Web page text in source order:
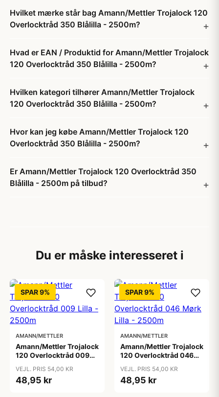
Hvilket mærke står bag Amann/Mettler Trojalock 120
Overlocktråd 350 Blålilla - 2500m?
Hvad er EAN / Produktid for Amann/Mettler Trojalock
120 Overlocktråd 350 Blålilla - 2500m?
Hvilken kategori tilhører Amann/Mettler Trojalock
120 Overlocktråd 350 Blålilla - 2500m?
Hvor kan jeg købe Amann/Mettler Trojalock 120
Overlocktråd 350 Blålilla - 2500m?
Er Amann/Mettler Trojalock 120 Overlocktråd 350
Blålilla - 2500m på tilbud?
Du er måske interesseret i
SPAR 9%
AMANN/METTLER
Amann/Mettler Trojalock
120 Overlocktråd 009
VEJL. PRIS 54,00 KR
48,95 kr
SPAR 9%
AMANN/METTLER
Amann/Mettler Trojalock
120 Overlocktråd 046
VEJL. PRIS 54,00 KR
48,95 kr